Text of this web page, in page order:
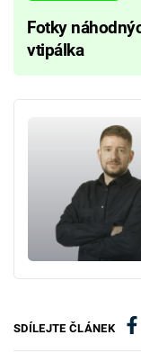
Fotky
vtipálka
SDÍLEJTE ČLÁNEK